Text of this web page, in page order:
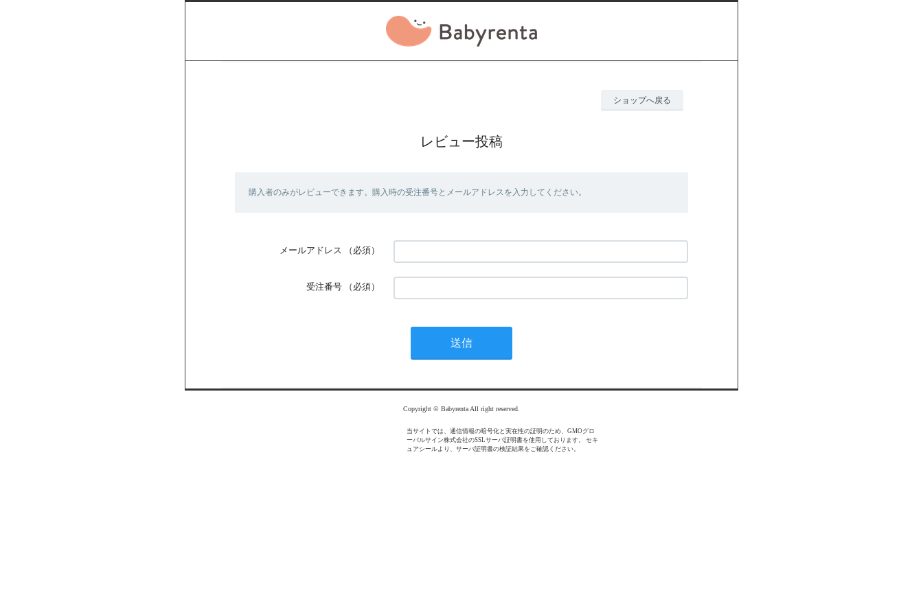
ショップへ戻る
レビュー投稿
購入者のみがレビューできます。購入時の受注番号とメールアドレスを入力してください。
メールアドレス （必須）
受注番号 （必須）
Copyright © Babyrenta All right reserved.
当サイトでは、通信情報の暗号化と実在性の証明のため、GMOグロ
ーバルサイン株式会社のSSLサーバ証明書を使用しております。 セキ
ュアシールより、サーバ証明書の検証結果をご確認ください。